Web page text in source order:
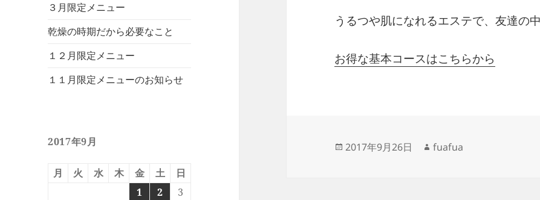
３月限定メニュー
乾燥の時期だから必要なこと
１２月限定メニュー
１１月限定メニューのお知らせ
2017年9月
月 火 水 木 金 土
日
1
2
3
うるつや肌になれるエステで、友達の
お得な基本コースはこちらから
投
2017年9月26日
作
fuafua